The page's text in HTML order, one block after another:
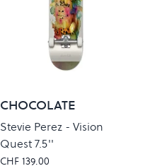
CHOCOLATE
Stevie Perez - Vision
Quest 7.5''
CHF 139.00